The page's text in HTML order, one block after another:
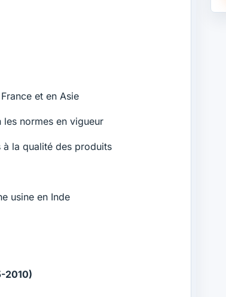
et en Asie
normes en vigueur
la qualité des produits
usine en Inde
2010)